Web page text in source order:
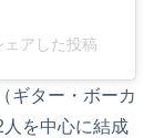
アした投稿
ギター・ボーカ
人を中心に結成